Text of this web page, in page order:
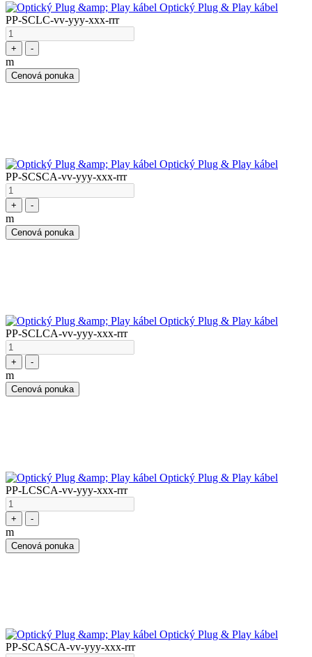
Optický Plug & Play kábel
PP-SCLC-vv-yyy-xxx-rrr
+ -
m
Cenová ponuka
Optický Plug & Play kábel
PP-SCSCA-vv-yyy-xxx-rrr
+ -
m
Cenová ponuka
Optický Plug & Play kábel
PP-SCLCA-vv-yyy-xxx-rrr
+ -
m
Cenová ponuka
Optický Plug & Play kábel
PP-LCSCA-vv-yyy-xxx-rrr
+ -
m
Cenová ponuka
Optický Plug & Play kábel
PP-SCASCA-vv-yyy-xxx-rrr